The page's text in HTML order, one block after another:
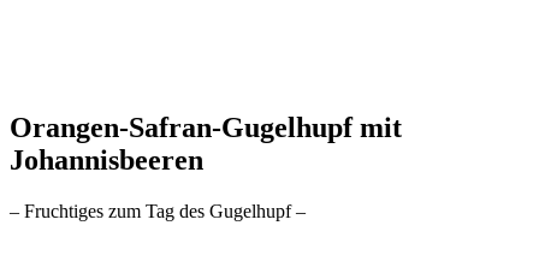
Orangen-Safran-Gugelhupf mit
Johannisbeeren
– Fruchtiges zum Tag des Gugelhupf –